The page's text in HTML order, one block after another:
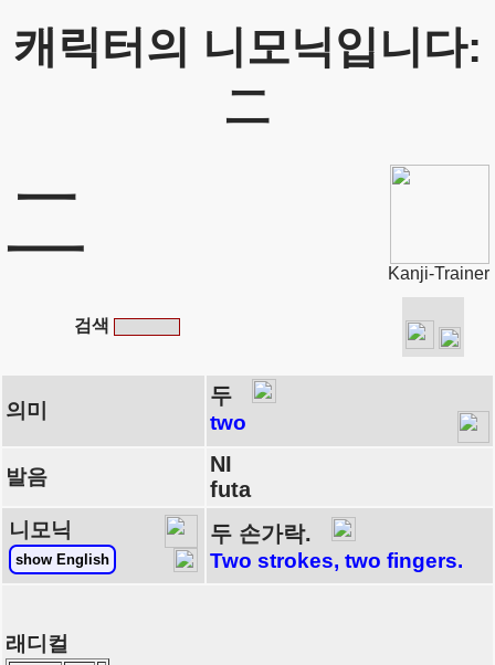
캐릭터의 니모닉입니다:
二
二
Kanji-Trainer
검색
의미
두
two
발음
NI
futa
니모닉
show English
두 손가락.
Two strokes, two fingers.
래디컬